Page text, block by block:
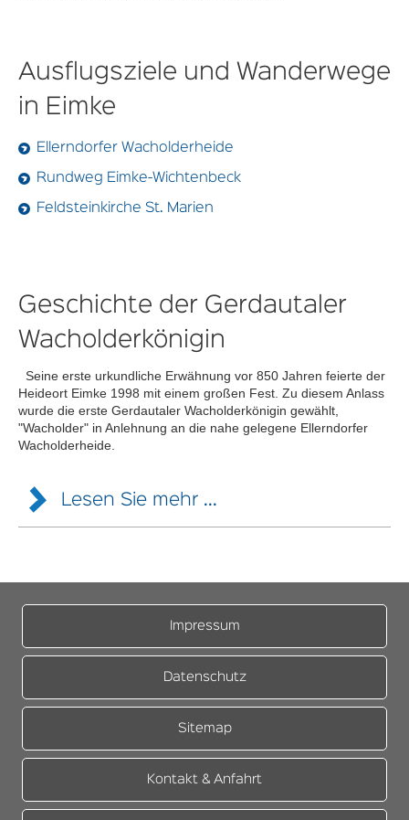
Ausflugsziele und Wanderwege
in Eimke
Ellerndorfer Wacholderheide
Rundweg Eimke-Wichtenbeck
Feldsteinkirche St. Marien
Geschichte der Gerdautaler
Wacholderkönigin
Seine erste urkundliche Erwähnung vor 850 Jahren feierte der
Heideort Eimke 1998 mit einem großen Fest. Zu diesem Anlass
wurde die erste Gerdautaler Wacholderkönigin gewählt,
"Wacholder" in Anlehnung an die nahe gelegene Ellerndorfer
Wacholderheide.
Lesen Sie mehr ...
linken Hand annähen oder eine Kuh möglichst naturgetreu
malen. Neben Geschicklichkeit ist auch Wissen gefragt, denn es
diese: "wie viele Fenster hat der neue Aussichtsturm bei
Hösseringen?". Beim Lösen der Aufgaben zählen Qualität und
Zeit, eine unabhängige Jury sorgt für eine gerechte Verteilung
der Punkte. Wer die höchste Punktzahl erreicht, ist Siegerin des
Wettbewerbs und wird in einem feierlichen Akt zur
Wacholderköngin gekrönt - mit einem Krönchen aus Wacholder
und Heidekraut, einer Wanderkette, einer erika-farbenen
Schärpe mit Jahreszahl und einer lila Schürze.
Der erste Wettbewerb
Impressum
Datenschutz
Sitemap
Kontakt & Anfahrt